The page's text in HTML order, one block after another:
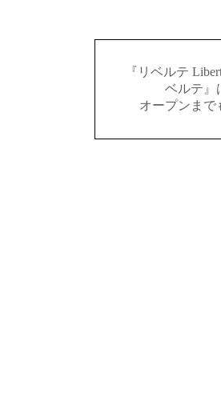
『リベルテ
ベルテ』
オープンまで